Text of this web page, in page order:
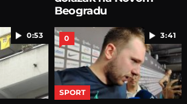
Beogradu
0:53 3:41
0
SPORT